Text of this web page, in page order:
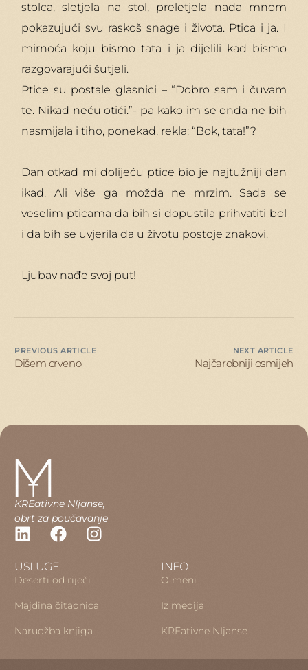
stolca, sletjela na stol, preletjela nada mnom
pokazujući svu raskoš snage i života. Ptica i ja. I
mirnoća koju bismo tata i ja dijelili kad bismo
razgovarajući šutjeli.
Ptice su postale glasnici – “Dobro sam i čuvam
te. Nikad neću otići.”- pa kako im se onda ne bih
nasmijala i tiho, ponekad, rekla: “Bok, tata!”?
Dan otkad mi dolijeću ptice bio je najtužniji dan
ikad. Ali više ga možda ne mrzim. Sada se
veselim pticama da bih si dopustila prihvatiti bol
i da bih se uvjerila da u životu postoje znakovi.
Ljubav nađe svoj put!
PREVIOUS ARTICLE
Dišem crveno
NEXT ARTICLE
Najčarobniji osmijeh
KREativne NIjanse,
obrt za poučavanje
USLUGE
Deserti od riječi
Majdina čitaonica
Narudžba knjiga
INFO
O meni
Iz medija
KREativne NIjanse